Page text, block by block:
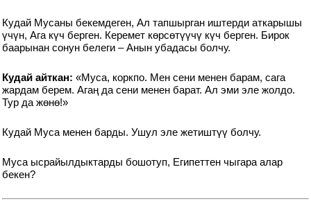
Кудай Мусаны бекемдеген, Ал тапшырган иштерди аткарышы
үчүн, Ага күч берген. Керемет көрсөтүүчү күч берген. Бирок
баарынан сонун белеги – Анын убадасы болчу.
Кудай айткан: «Муса, коркпо. Мен сени менен барам, сага
жардам берем. Агаң да сени менен барат. Ал эми эле жолдо.
Тур да жөнө!»
Кудай Муса менен барды. Ушул эле жетиштүү болчу.
Муса ысрайылдыктарды бошотуп, Египеттен чыгара алар
бекен?